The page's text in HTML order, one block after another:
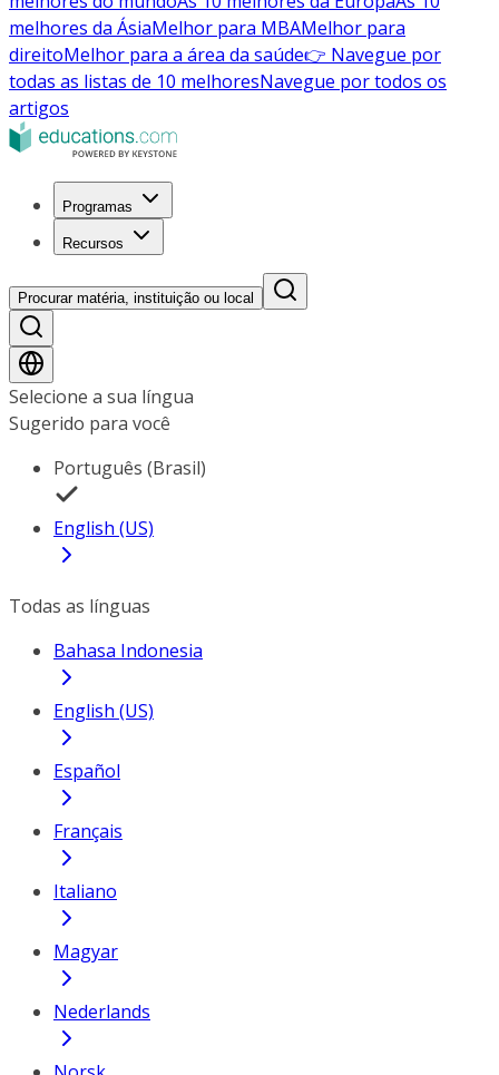
melhores da ÁsiaMelhor para MBAMelhor para
direitoMelhor para a área da saúde👉 Navegue por
todas as listas de 10 melhoresNavegue por todos os
artigos
Programas
Recursos
Procurar matéria, instituição ou local
Selecione a sua língua
Sugerido para você
Português (Brasil)
English (US)
Todas as línguas
Bahasa Indonesia
English (US)
Español
Français
Italiano
Magyar
Nederlands